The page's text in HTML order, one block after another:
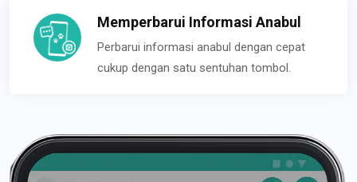
Memperbarui Informasi Anabul
Perbarui informasi anabul dengan cepat
cukup dengan satu sentuhan tombol.